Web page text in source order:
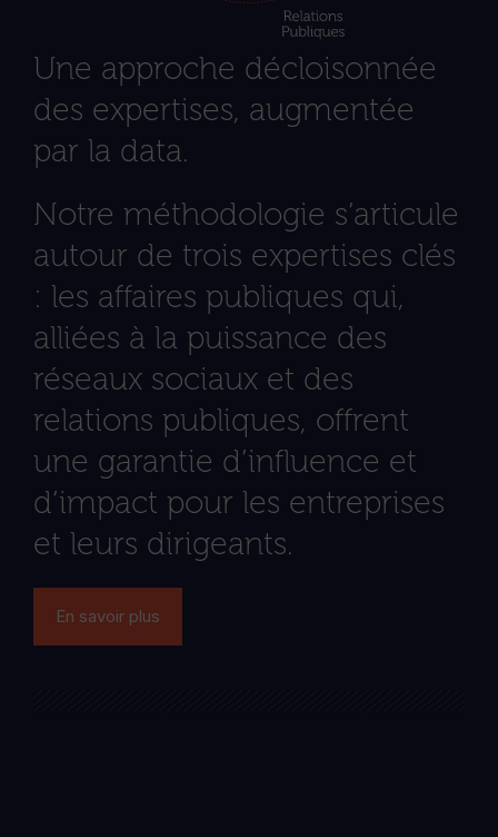
Une approche décloisonnée
des expertises, augmentée
par la data.
Notre méthodologie s’articule
autour de trois expertises clés
: les affaires publiques qui,
alliées à la puissance des
réseaux sociaux et des
relations publiques, offrent
une garantie d’influence et
d’impact pour les entreprises
et leurs dirigeants.
En savoir plus